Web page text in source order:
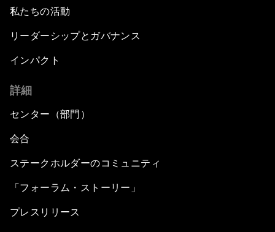
私たちの活動
リーダーシップとガバナンス
インパクト
詳細
センター（部門）
会合
ステークホルダーのコミュニティ
「フォーラム・ストーリー」
プレスリリース